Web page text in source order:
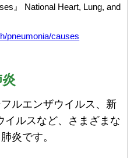
』 National Heart, Lung, and
pneumonia/causes
ルエンザウイルス、新
イルスなど、さまざまな
炎です。